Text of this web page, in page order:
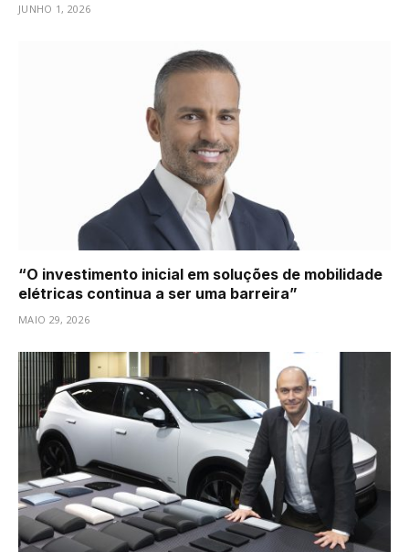
JUNHO 1, 2026
“O investimento inicial em soluções de mobilidade
elétricas continua a ser uma barreira”
MAIO 29, 2026